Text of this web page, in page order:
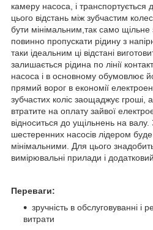
камеру насоса, і транспортується
цього відстань між зубчастим
бути мінімальним,так само щільне
повинно пропускати рідину з
таки ідеальним ці відстані
залишається рідина по лінії
насоса і в основному обумовлює
прямий ворог в економії
зубчастих коліс заощаджує гроші,
втратите на оплату зайвої
відноситься до ущільнень на
шестеренних насосів лідером
мінімальними. Для цього
вимірювальні прилади і додатковий
Переваги:
зручність в обслуговуванні і
витрати